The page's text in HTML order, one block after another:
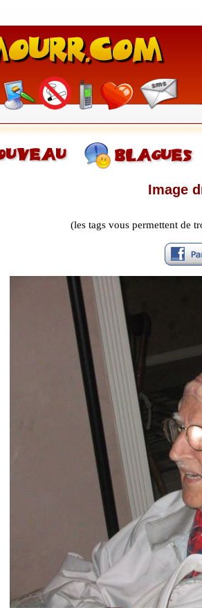
Image
(les tags vous permettent de